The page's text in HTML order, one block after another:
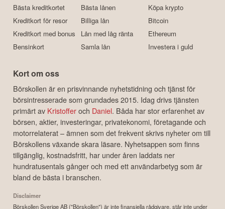
Bästa kreditkortet
Kreditkort för resor
Kreditkort med bonus
Bensinkort
Bästa lånen
Billiga lån
Lån med låg ränta
Samla lån
Köpa krypto
Bitcoin
Ethereum
Investera i guld
Kort om oss
Börskollen är en prisvinnande nyhetstidning och tjänst för
börsintresserade som grundades 2015. Idag drivs tjänsten
primärt av Kristofferoch Daniel. Båda har stor erfarenhet av
börsen, aktier, investeringar, privatekonomi, företagande och
motorrelaterat – ämnen som det frekvent skrivs nyheter om till
Börskollens växande skara läsare. Nyhetsappen som finns
tillgänglig, kostnadsfritt, har under åren laddats ner
hundratusentals gånger och med ett användarbetyg som är
bland de bästa i branschen.
Disclaimer
Börskollen Sverige AB ("Börskollen") är inte finansiella rådgivare, står inte under